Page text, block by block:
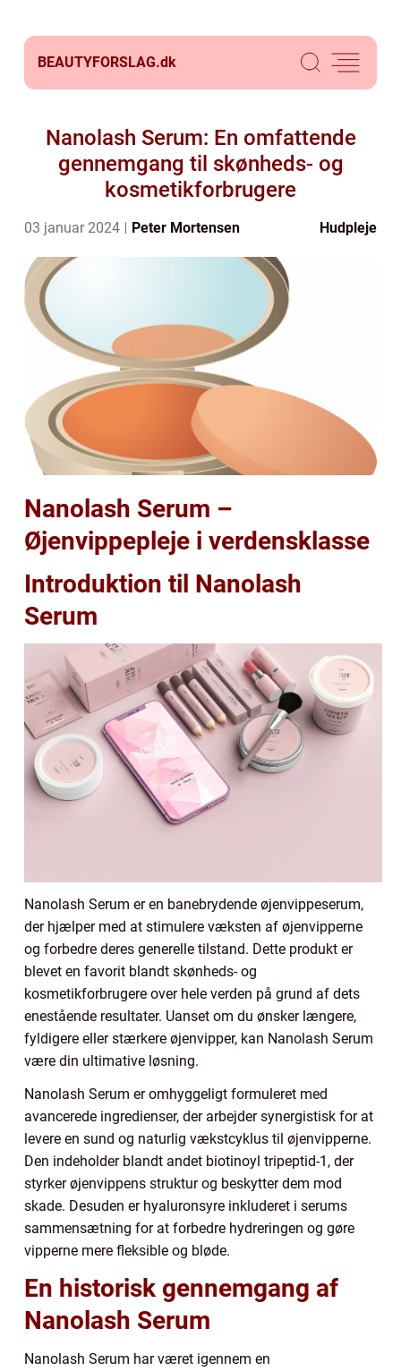
BEAUTYFORSLAG.dk
Nanolash Serum: En omfattende
gennemgang til skønheds- og
kosmetikforbrugere
03 januar 2024 Peter Mortensen Hudpleje
Nanolash Serum –
Øjenvippepleje i verdensklasse
Introduktion til Nanolash
Serum
Nanolash Serum er en banebrydende øjenvippeserum,
der hjælper med at stimulere væksten af øjenvipperne
og forbedre deres generelle tilstand. Dette produkt er
blevet en favorit blandt skønheds- og
kosmetikforbrugere over hele verden på grund af dets
enestående resultater. Uanset om du ønsker længere,
fyldigere eller stærkere øjenvipper, kan Nanolash Serum
være din ultimative løsning.
Nanolash Serum er omhyggeligt formuleret med
avancerede ingredienser, der arbejder synergistisk for at
levere en sund og naturlig vækstcyklus til øjenvipperne.
Den indeholder blandt andet biotinoyl tripeptid-1, der
styrker øjenvippens struktur og beskytter dem mod
skade. Desuden er hyaluronsyre inkluderet i serums
sammensætning for at forbedre hydreringen og gøre
vipperne mere fleksible og bløde.
En historisk gennemgang af
Nanolash Serum
Nanolash Serum har været igennem en